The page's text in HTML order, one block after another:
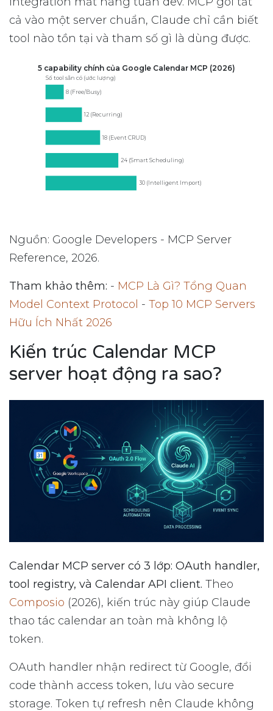
cả vào một server chuẩn, Claude chỉ cần biết
tool nào tồn tại và tham số gì là dùng được.
5 capability chính của Google Calendar MCP (2026)
Số tool sẵn có (ước lượng)
8 (Free/Busy)
12 (Recurring)
18 (Event CRUD)
24 (Smart Scheduling)
30 (Intelligent Import)
Nguồn: Google Developers - MCP Server
Reference, 2026.
Tham khảo thêm: - MCP Là Gì? Tổng Quan
Model Context Protocol - Top 10 MCP Servers
Hữu Ích Nhất 2026
Kiến trúc Calendar MCP
server hoạt động ra sao?
Calendar MCP server có 3 lớp: OAuth handler,
tool registry, và Calendar API client. Theo
Composio (2026), kiến trúc này giúp Claude
thao tác calendar an toàn mà không lộ
token.
OAuth handler nhận redirect từ Google, đổi
code thành access token, lưu vào secure
storage. Token tự refresh nên Claude không